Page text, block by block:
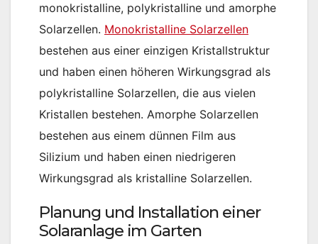
monokristalline, polykristalline und amorphe
Solarzellen. Monokristalline Solarzellen
bestehen aus einer einzigen Kristallstruktur
und haben einen höheren Wirkungsgrad als
polykristalline Solarzellen, die aus vielen
Kristallen bestehen. Amorphe Solarzellen
bestehen aus einem dünnen Film aus
Silizium und haben einen niedrigeren
Wirkungsgrad als kristalline Solarzellen.
Planung und Installation einer
Solaranlage im Garten